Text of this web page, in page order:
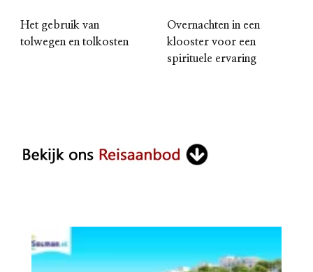
Het gebruik van
tolwegen en tolkosten
Overnachten in een
klooster voor een
spirituele ervaring